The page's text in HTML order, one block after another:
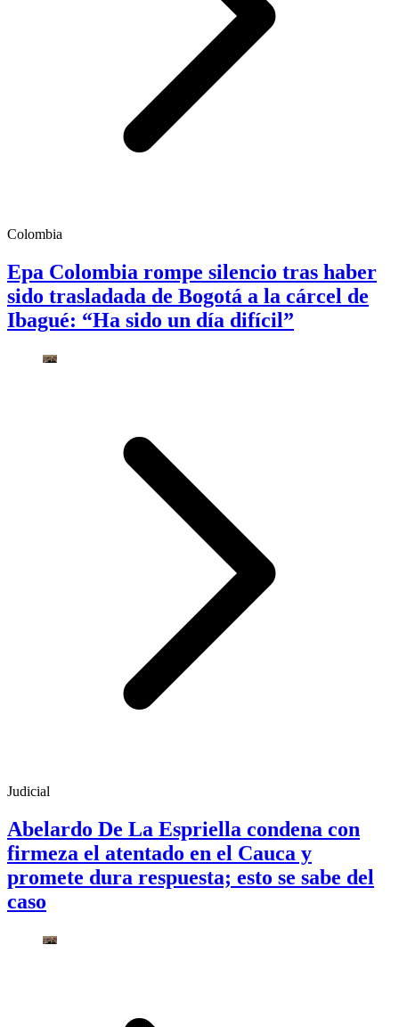
Colombia
Epa Colombia rompe silencio tras haber
sido trasladada de Bogotá a la cárcel de
Ibagué: “Ha sido un día difícil”
Judicial
Abelardo De La Espriella condena con
firmeza el atentado en el Cauca y
promete dura respuesta; esto se sabe del
caso